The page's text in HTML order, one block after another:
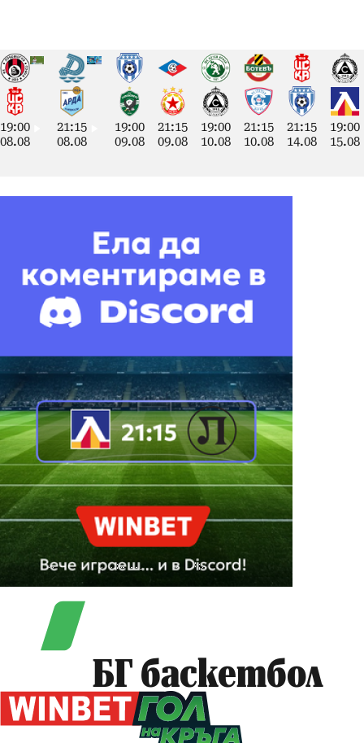
19:00
08.08
21:15
08.08
19:00
09.08
21:15
09.08
19:00
10.08
21:15
10.08
21:15
14.08
19:00
15.08
БГ баскетбол